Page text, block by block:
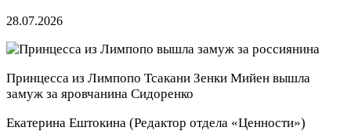
28.07.2026
Принцесса из Лимпопо Тсакани Зенки Мийен вышла
замуж за яровчанина Сидоренко
Екатерина Ештокина (Редактор отдела «Ценности»)